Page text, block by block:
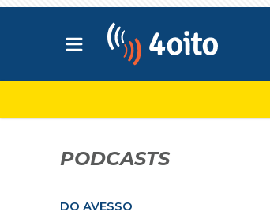
Abrir menu principal
PODCASTS
DO AVESSO